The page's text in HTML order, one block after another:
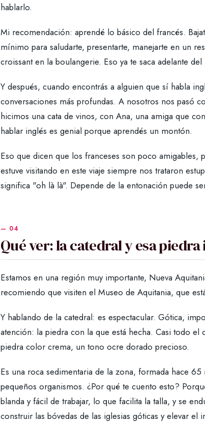
hablarlo.
Mi recomendación: aprendé lo básico del francés.
mínimo para saludarte, presentarte, manejarte en un
croissant en la boulangerie. Eso ya te saca adelante
Y después, cuando encontrás a alguien que sí habla
conversaciones más profundas. A nosotros nos pasó
hicimos una cata de vinos, con Ana, una amiga que
hablar inglés es genial porque aprendés un montón.
Eso que dicen que los franceses son poco
estuve visitando en este viaje siempre nos trataron
significa "oh là là". Depende de la entonación puede
Qué ver: la catedral y esa
Estamos en una región muy importante, Nueva
recomiendo que visiten el Museo de Aquitania, que
Y hablando de la catedral: es espectacular. Gótica,
atención: la piedra con la que está hecha. Casi todo
piedra color crema, un tono ocre dorado precioso.
Es una roca sedimentaria de la zona, formada hace
pequeños organismos. ¿Por qué te cuento esto?
blanda y fácil de trabajar, lo que facilita la talla, y se
construir las bóvedas de las iglesias góticas y elevar